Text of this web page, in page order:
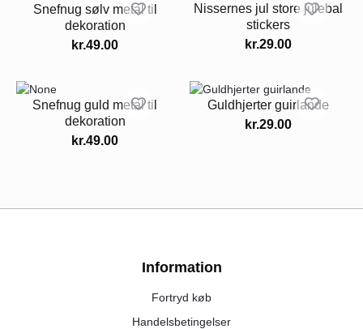
Snefnug sølv metal til
dekoration
kr.49.00
Nissernes jul store julebal
stickers
kr.29.00
Snefnug guld metal til
dekoration
kr.49.00
Guldhjerter guirlande
kr.29.00
Information
Fortryd køb
Handelsbetingelser